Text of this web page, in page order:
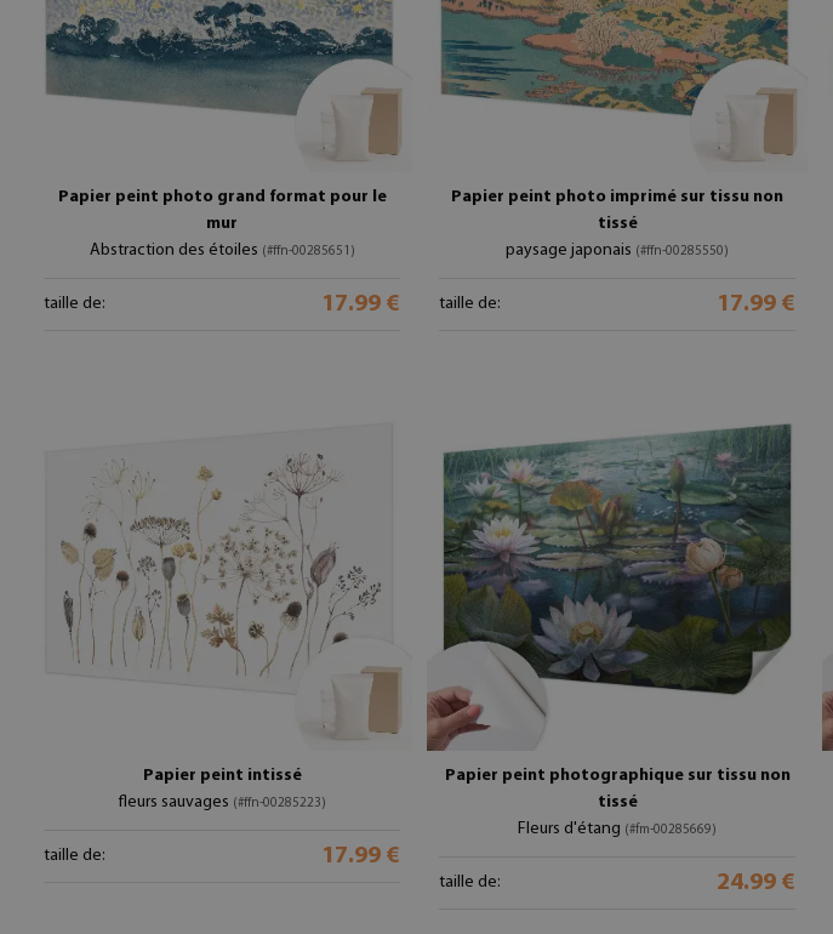
Papier peint photo grand format pour le
mur
Abstraction des étoiles (#ffn-00285651)
taille de: 17.99 €
Papier peint photo imprimé sur tissu non
tissé
paysage japonais (#ffn-00285550)
taille de: 17.99 €
Papier peint intissé
fleurs sauvages (#ffn-00285223)
taille de: 17.99 €
Papier peint photographique sur tissu non
tissé
Fleurs d'étang (#fm-00285669)
taille de: 24.99 €